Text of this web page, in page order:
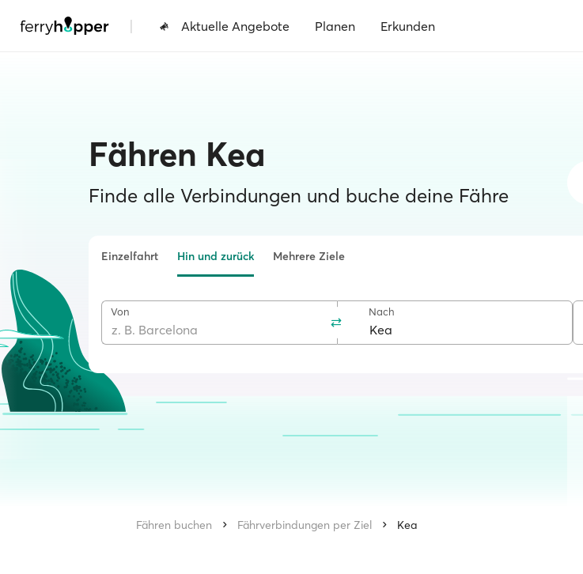
| Aktuelle Angebote Planen Erkunden
Fähren Kea
Finde alle Verbindungen und buche deine Fähre
Einzelfahrt Hin und zurück Mehrere Ziele
Von Nach
Fähren buchen Fährverbindungen per Ziel Kea